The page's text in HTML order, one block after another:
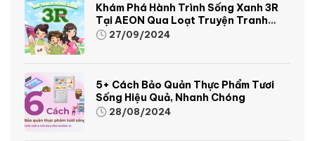
Khám Phá Hành Trình Sống Xanh 3R
Tại AEON Qua Loạt Truyện Tranh
Sinh Động Và Thú Vị
27/09/2024
5+ Cách Bảo Quản Thực Phẩm Tươi
Sống Hiệu Quả, Nhanh Chóng
28/08/2024